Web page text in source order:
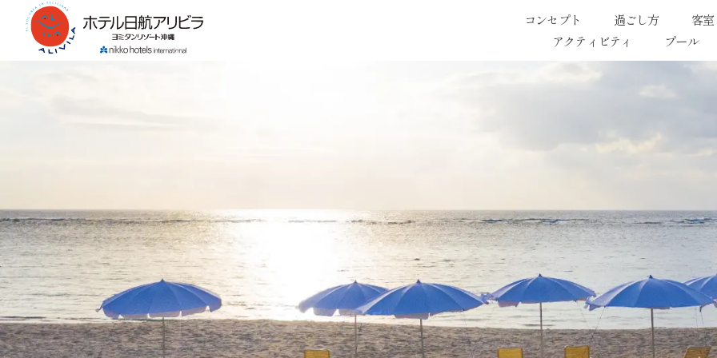
コンセプト 過ごし方
客室
アクティビティ
プール